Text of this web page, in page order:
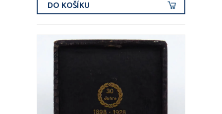
DO KOŠÍKU